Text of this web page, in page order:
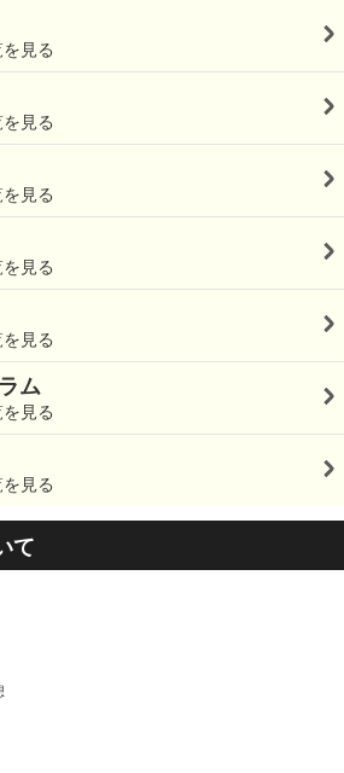
見る
見る
見る
見る
見る
ム
見る
見る
て